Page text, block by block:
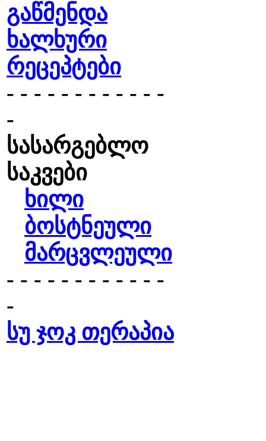
გაწმენდა
ხალხური
რეცეპტები
- - - - - - - - - - - -
-
სასარგებლო
საკვები
ხილი
ბოსტნეული
მარცვლეული
- - - - - - - - - - - -
-
სუ ჯოკ თერაპია